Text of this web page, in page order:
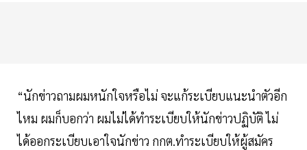
“นักข่าวถามผมหนักใจหรือไม่ จะแก้ระเบียบแนะนำตัวอีก
ไหม ผมก็บอกว่า ผมไม่ได้ทำระเบียบให้นักข่าวปฏิบัติ ไม่
ได้ออกระเบียบเอาใจนักข่าว กกต.ทำระเบียบให้ผู้สมัคร